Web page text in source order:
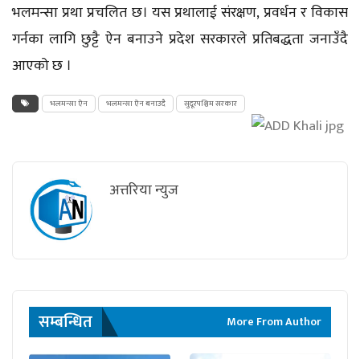
भलमन्साप्रथा प्रचलित छ। यस प्रथालाई संरक्षण, प्रवर्धन र विकास
गर्नका लागि छुट्टै ऐन बनाउने प्रदेश सरकारले प्रतिबद्धता जनाउँदै
आएको छ ।
भलमन्सा ऐन भलमन्सा ऐन बनाउदै सुदूरपश्चिम सरकार
अत्तरिया न्युज
सम्बन्धित More From Author